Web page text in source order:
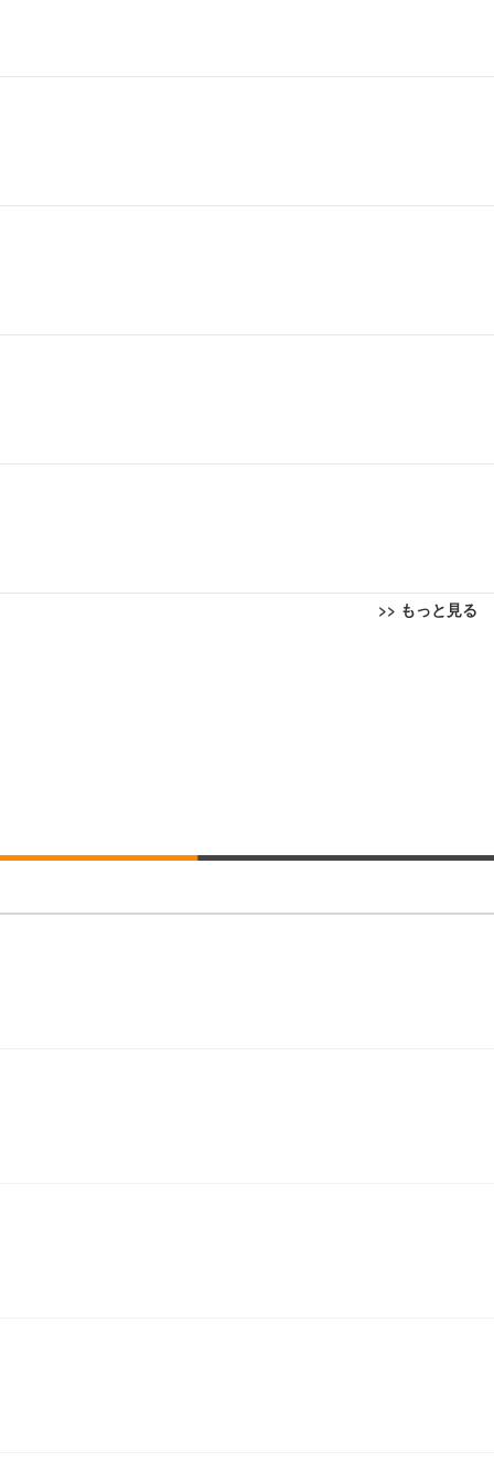
>> もっと見る
面昇降 強化ナイロン樹脂ベース 通気性メッシュ 在宅ワーク H-WY01
跳ね上げ式アームレスト 3Dヘッドレスト ハンガー付き 高反発クッ